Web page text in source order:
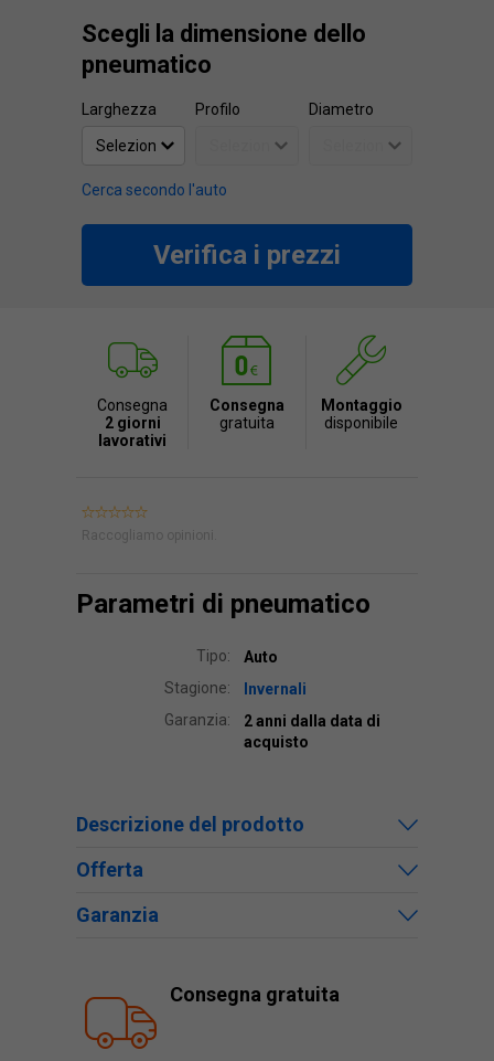
Scegli la dimensione dello
pneumatico
Larghezza Profilo Diametro
Cerca secondo l'auto
Verifica i prezzi
Consegna
2 giorni
lavorativi
Consegna
gratuita
Montaggio
disponibile
Raccogliamo opinioni.
Parametri di pneumatico
Tipo:
Auto
Stagione:
Invernali
Garanzia:
2 anni dalla data di
acquisto
Descrizione del prodotto
Offerta
Garanzia
Consegna gratuita